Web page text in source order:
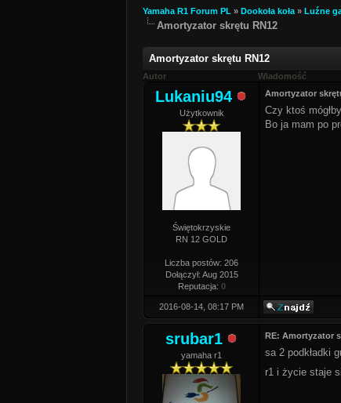
Yamaha R1 Forum PL » Dookoła koła » Luźne
Amortyzator skrętu RN12
Amortyzator skrętu RN12
Autor Wiadomość
Lukaniu94
Użytkownik
Świętokrzyskie
RN 12 GOLD
Liczba postów: 206
Dołączył: Aug 2015
Reputacja: 0
Amortyzator
Czy ktoś
Bo ja mam po
2016-08-14, 08:17 PM
srubar1
yamaha r1
RE: Amortyzator
sa 2 podkładki
r1 i życie staje